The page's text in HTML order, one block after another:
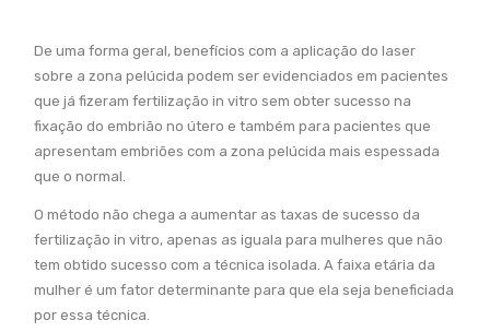
De uma forma geral, benefícios com a aplicação do laser
sobre a zona pelúcida podem ser evidenciados em pacientes
que já fizeram fertilização in vitro sem obter sucesso na
fixação do embrião no útero e também para pacientes que
apresentam embriões com a zona pelúcida mais espessada
que o normal.
O método não chega a aumentar as taxas de sucesso da
fertilização in vitro, apenas as iguala para mulheres que não
tem obtido sucesso com a técnica isolada. A faixa etária da
mulher é um fator determinante para que ela seja beneficiada
por essa técnica.